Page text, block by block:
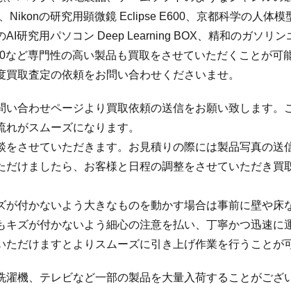
Nikonの研究用顕微鏡 Eclipse E600、京都科学の人体
研究用パソコン Deep Learning BOX、精和のガソリ
ど専門性の高い製品も買取をさせていただくことが
取査定の依頼をお問い合わせくださいませ。
合わせページより買取依頼の送信をお願い致します
がスムーズになります。
させていただきます。お見積りの際には製品写真の
けましたら、お客様と日程の調整をさせていただき
付かないよう大きなものを動かす場合は事前に壁や
ズが付かないよう細心の注意を払い、丁寧かつ迅速
だけますとよりスムーズに引き上げ作業を行うことが
機、テレビなど一部の製品を大量入荷することがご